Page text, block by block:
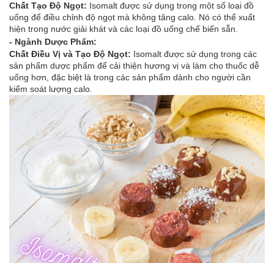
Ngành Thực Phẩm
Ngành Nông Nghiệp
Ngành Thủy Sản
Ngành Môi Trường
Ngành Nhựa
Ngành Xây Dựng
Ngành Cao Su
Ngành Xi Mạ
Ngành Thủy Tinh
Ngành Dệt Nhuộm
Ngành Sơn
Ngành In Ấn Bao Bì
Ngành Gốm Sứ
Ngành Gỗ
Ngành Mỹ Phẩm
Ngành Hóa Dầu
Ngành Giấy
Liên hệ
Tuyển dụng
Chất Tạo Độ Ngọt: Isomalt được sử dụng trong một số loại đồ
uống để điều chỉnh độ ngọt mà không tăng calo. Nó có thể xuất
hiện trong nước giải khát và các loại đồ uống chế biến sẵn.
- Ngành Dược Phẩm:
Chất Điều Vị và Tạo Độ Ngọt: Isomalt được sử dụng trong các
sản phẩm dược phẩm để cải thiện hương vị và làm cho thuốc dễ
uống hơn, đặc biệt là trong các sản phẩm dành cho người cần
kiểm soát lượng calo.